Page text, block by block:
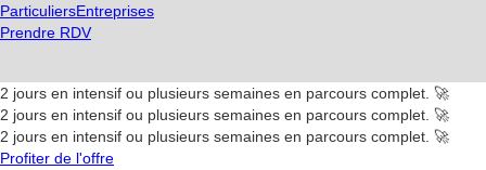
ParticuliersEntreprises
Prendre RDV
2 jours en intensif ou plusieurs semaines en parcours complet. 🚀
2 jours en intensif ou plusieurs semaines en parcours complet. 🚀
2 jours en intensif ou plusieurs semaines en parcours complet. 🚀
Profiter de l'offre